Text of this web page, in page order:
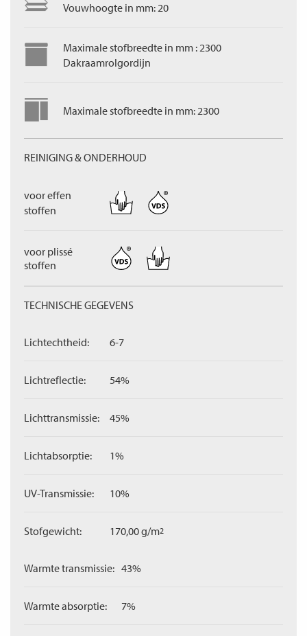
Vouwhoogte in mm: 20
Maximale stofbreedte in mm : 2300
Dakraamrolgordijn
Maximale stofbreedte in mm: 2300
REINIGING & ONDERHOUD
voor effen
stoffen
voor plissé
stoffen
TECHNISCHE GEGEVENS
Lichtechtheid: 6-7
Lichtreflectie: 54%
Lichttransmissie: 45%
Lichtabsorptie: 1%
UV-Transmissie: 10%
Stofgewicht: 170,00 g/m2
Warmte transmissie: 43%
Warmte absorptie: 7%